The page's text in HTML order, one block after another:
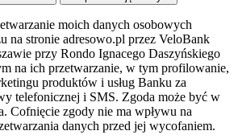
moich danych osobowych
na stronie adresowo.pl przez VeloBank
przy Rondo Ignacego Daszyńskiego
na ich przetwarzanie, w tym profilowanie,
produktów i usług Banku za
telefonicznej i SMS. Zgoda może być w
Cofnięcie zgody nie ma wpływu na
danych przed jej wycofaniem.